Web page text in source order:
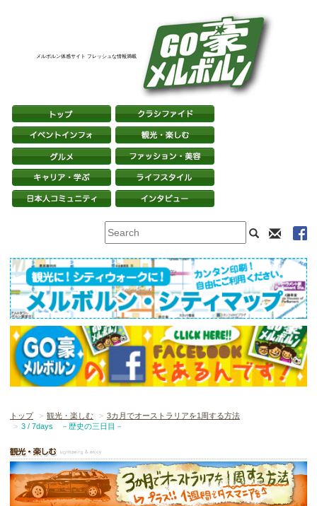
メルボルン体感サイト フレッシュな情報満載
トップ 観光・楽しむ
3カ月でオーストラリアを1周する方法
3 / 7days －歴史の三日目－